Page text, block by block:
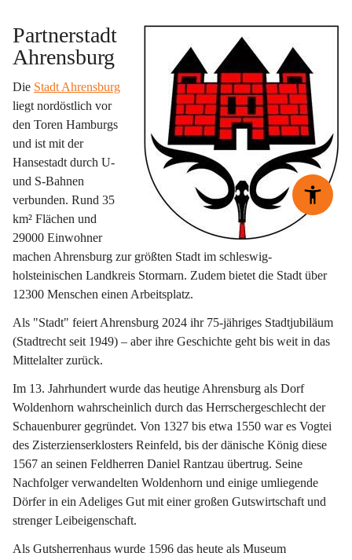
Partnerstadt
Ahrensburg
Die Stadt Ahrensburg
liegt nordöstlich vor
den Toren Hamburgs
und ist mit der
Hansestadt durch U-
und S-Bahnen
verbunden. Rund 35
km² Flächen und
29000 Einwohner
machen Ahrensburg zur größten Stadt im schleswig-
holsteinischen Landkreis Stormarn. Zudem bietet die Stadt über
12300 Menschen einen Arbeitsplatz.
Als "Stadt" feiert Ahrensburg 2024 ihr 75-jähriges Stadtjubiläum
(Stadtrecht seit 1949) – aber ihre Geschichte geht bis weit in das
Mittelalter zurück.
Im 13. Jahrhundert wurde das heutige Ahrensburg als Dorf
Woldenhorn wahrscheinlich durch das Herrschergeschlecht der
Schauenburer gegründet. Von 1327 bis etwa 1550 war es Vogtei
des Zisterzienserklosters Reinfeld, bis der dänische König diese
1567 an seinen Feldherren Daniel Rantzau übertrug. Seine
Nachfolger verwandelten Woldenhorn und einige umliegende
Dörfer in ein Adeliges Gut mit einer großen Gutswirtschaft und
strenger Leibeigenschaft.
Als Gutsherrenhaus wurde 1596 das heute als Museum